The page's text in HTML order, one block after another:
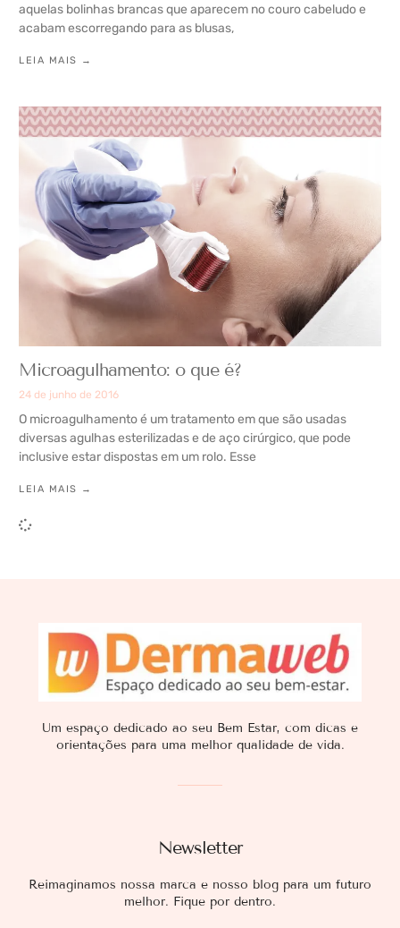
aquelas bolinhas brancas que aparecem no couro cabeludo e
acabam escorregando para as blusas,
LEIA MAIS →
Microagulhamento: o que é?
24 de junho de 2016
O microagulhamento é um tratamento em que são usadas
diversas agulhas esterilizadas e de aço cirúrgico, que pode
inclusive estar dispostas em um rolo. Esse
LEIA MAIS →
Newsletter
Reimaginamos nossa marca e nosso blog para um futuro
melhor. Fique por dentro.
Um espaço dedicado ao seu Bem Estar, com dicas e
orientações para uma melhor qualidade de vida.